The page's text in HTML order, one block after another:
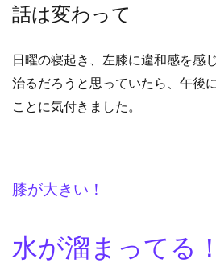
話は変わって
日曜の寝起き、左膝に違和感を感
治るだろうと思っていたら、午後
ことに気付きました。
膝が大きい！
水が溜まってる！